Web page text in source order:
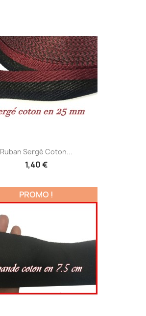
Ruban Sergé Coton...
1,40 €
PROMO !